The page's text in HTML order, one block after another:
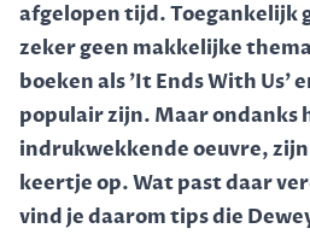
afgelopen tijd. Toegankelijk
zeker geen makkelijke
boeken als 'It Ends With Us'
populair zijn. Maar ondanks
indrukwekkende oeuvre,
keertje op. Wat past daar
vind je daarom tips die